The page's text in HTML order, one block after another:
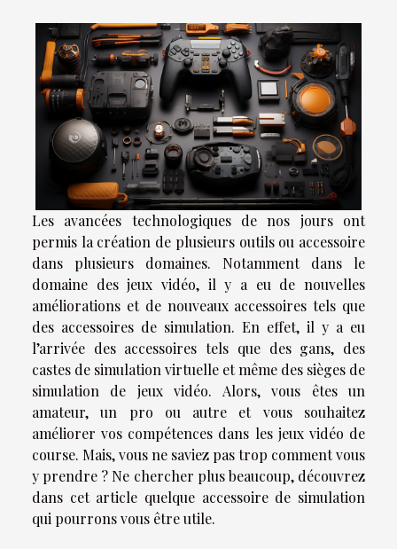
Les avancées technologiques de nos jours ont
permis la création de plusieurs outils ou accessoire
dans plusieurs domaines. Notamment dans le
domaine des jeux vidéo, il y a eu de nouvelles
améliorations et de nouveaux accessoires tels que
des accessoires de simulation. En effet, il y a eu
l’arrivée des accessoires tels que des gans, des
castes de simulation virtuelle et même des sièges de
simulation de jeux vidéo. Alors, vous êtes un
amateur, un pro ou autre et vous souhaitez
améliorer vos compétences dans les jeux vidéo de
course. Mais, vous ne saviez pas trop comment vous
y prendre ? Ne chercher plus beaucoup, découvrez
dans cet article quelque accessoire de simulation
qui pourrons vous être utile.